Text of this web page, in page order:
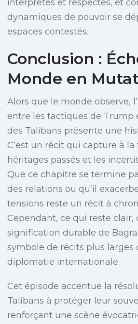
interprétés et respectés, et
dynamiques de pouvoir se
espaces contestés.
Conclusion :
Monde en
Alors que le monde observe,
entre les tactiques de Trump
des Talibans présente une
C’est un récit qui capture à la
héritages passés et les
Que ce chapitre se termine
des relations ou qu’il
tensions reste un récit à
Cependant, ce qui reste clair,
signification durable de
symbole de récits plus larges
diplomatie internationale.
Cet épisode accentue la
Talibans à protéger leur
renforçant une scène